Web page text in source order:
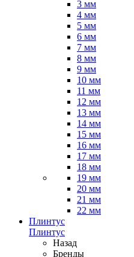
3 мм
4 мм
5 мм
6 мм
7 мм
8 мм
9 мм
10 мм
11 мм
12 мм
13 мм
14 мм
15 мм
16 мм
17 мм
18 мм
19 мм
20 мм
21 мм
22 мм
Плинтус
Плинтус
Назад
Бренды